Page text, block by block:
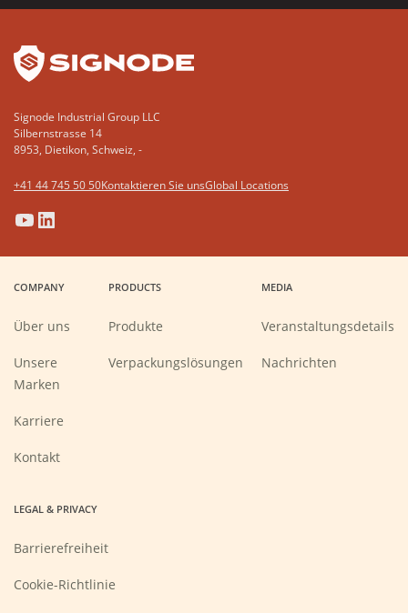
Signode Industrial Group LLC
Silbernstrasse 14
8953, Dietikon, Schweiz, -
+41 44 745 50 50Kontaktieren Sie unsGlobal Locations
(Opens
in
new
window)
(Opens
in
new
window)
(Opens
in
new
(Opens
in
new
COMPANY
Über uns
Unsere
Marken
Karriere
Kontakt
PRODUCTS
Produkte
Verpackungslösungen
MEDIA
Veranstaltungsdetails
Nachrichten
LEGAL & PRIVACY
Barrierefreiheit
Cookie-Richtlinie